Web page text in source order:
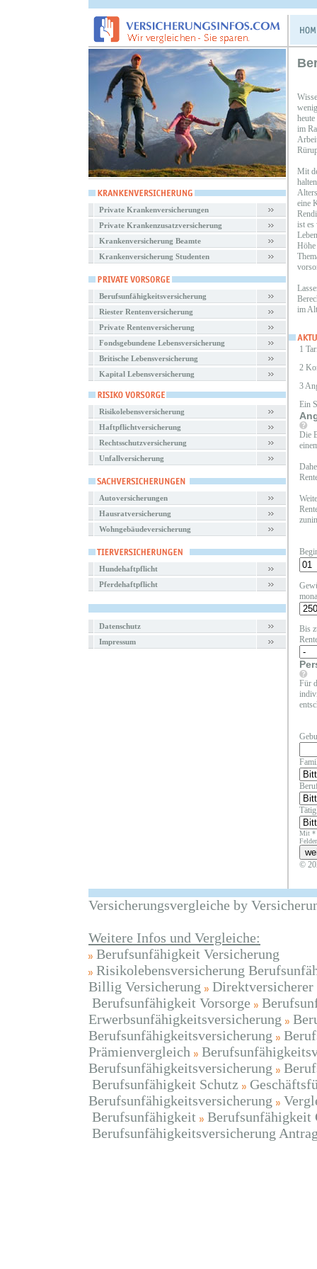
Private Krankenversicherungen
Private Krankenzusatzversicherung
Krankenversicherung Beamte
Krankenversicherung Studenten
Berufsunfähigkeitsversicherung
Riester Rentenversicherung
Private Rentenversicherung
Fondsgebundene Lebensversicherung
Britische Lebensversicherung
Kapital Lebensversicherung
Risikolebensversicherung
Haftpflichtversicherung
Rechtsschutzversicherung
Unfallversicherung
Autoversicherungen
Hausratversicherung
Wohngebäudeversicherung
Hundehaftpflicht
Pferdehaftpflicht
Datenschutz
Impressum
im
Mit
eine
ist es
im
1
2
3
Ein
Die
Bis
Für
Mit *
©
Versicherungsvergleiche by
Weitere Infos und Vergleiche:
Berufsunfähigkeit Versicherung
Risikolebensversicherung
Billig Versicherung
Berufsunfähigkeit Vorsorge
Erwerbsunfähigkeitsversicherung
Berufsunfähigkeitsversicherung
Prämienvergleich
Berufsunfähigkeitsversicherung
Berufsunfähigkeit Schutz
Berufsunfähigkeitsversicherung
Berufsunfähigkeit
Berufsunfähigkeit
Berufsunfähigkeitsversicherung